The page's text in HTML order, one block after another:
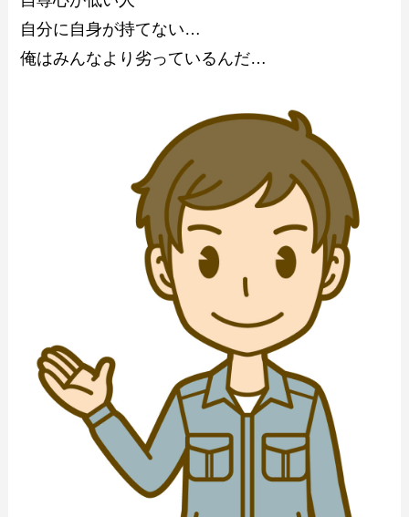
自分に自身が持てない…
俺はみんなより劣っているんだ…